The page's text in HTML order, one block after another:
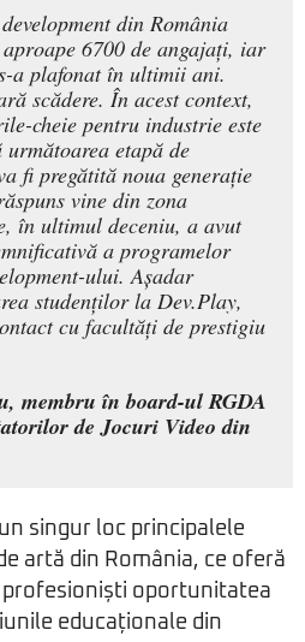
din România
6700 de angajați, iar
a plafonat în ultimii ani.
scădere. În acest context,
cheie pentru industrie este
etapă de
fi pregătită noua generație
vine din zona
în ultimul deceniu, a avut
a programelor
ului. Așadar
studenților la Dev.Play,
cu facultăți de prestigiu
membru în board-ul RGDA
de Jocuri Video din
singur loc principalele
artă din România, ce oferă
oportunitatea
educaționale din